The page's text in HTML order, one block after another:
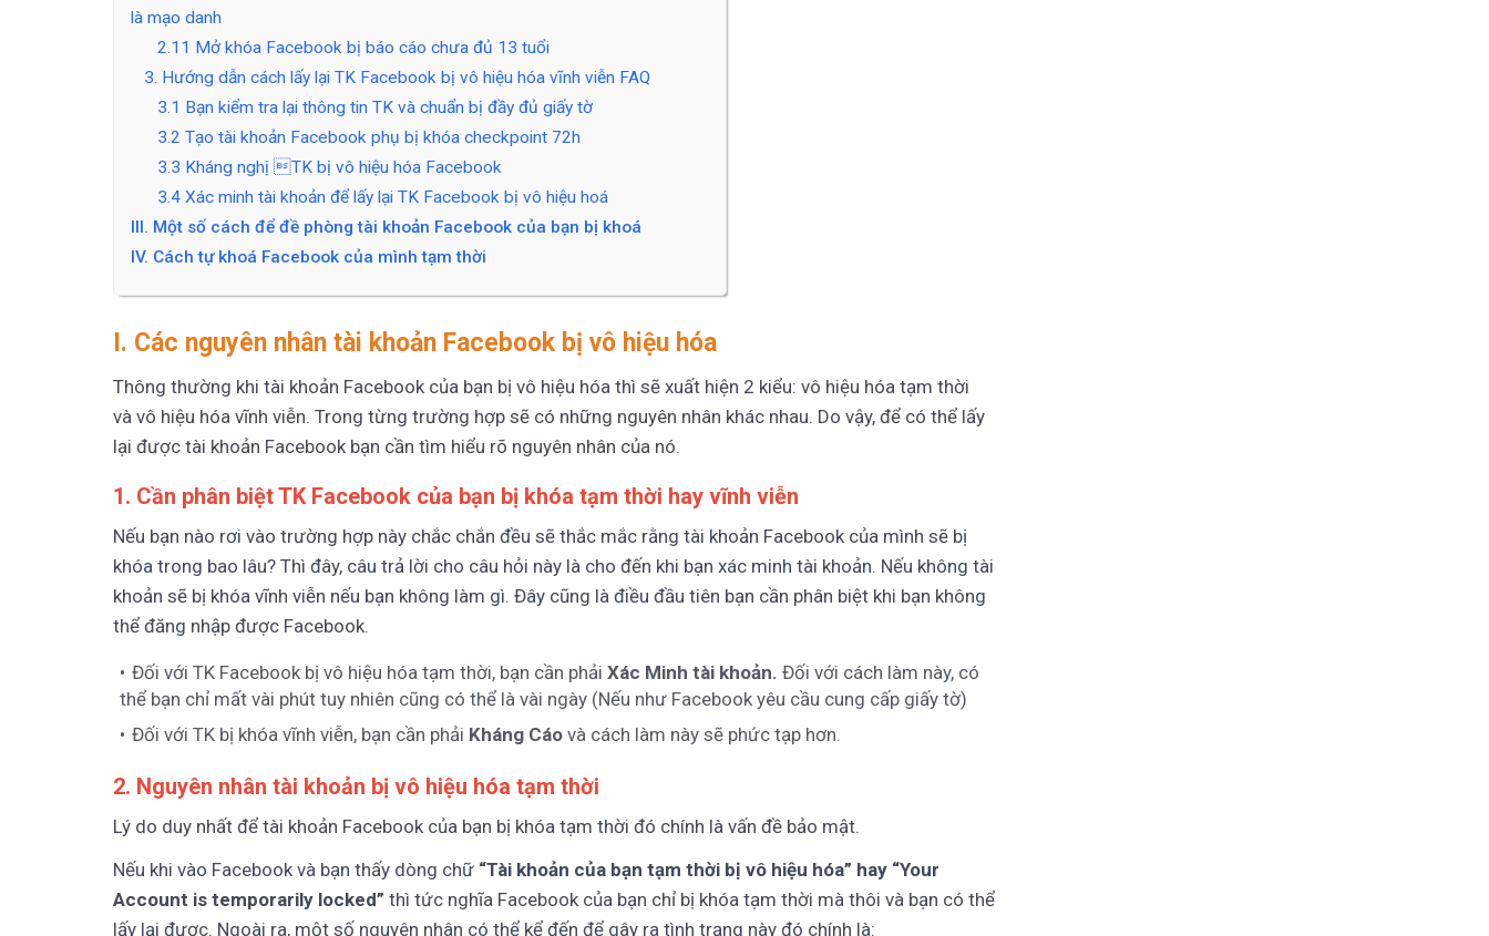
là mạo danh
2.11 Mở khóa Facebook bị báo cáo chưa đủ 13 tuổi
3. Hướng dẫn cách lấy lại TK Facebook bị vô hiệu hóa vĩnh viễn FAQ
3.1 Bạn kiểm tra lại thông tin TK và chuẩn bị đầy đủ giấy tờ
3.2 Tạo tài khoản Facebook phụ bị khóa checkpoint 72h
3.3 Kháng nghị TK bị vô hiệu hóa Facebook
3.4 Xác minh tài khoản để lấy lại TK Facebook bị vô hiệu hoá
III. Một số cách để đề phòng tài khoản Facebook của bạn bị khoá
IV. Cách tự khoá Facebook của mình tạm thời
I. Các nguyên nhân tài khoản Facebook bị vô hiệu hóa
Thông thường khi tài khoản Facebook của bạn bị vô hiệu hóa thì sẽ xuất hiện 2 kiểu: vô hiệu hóa tạm thời
và vô hiệu hóa vĩnh viễn. Trong từng trường hợp sẽ có những nguyên nhân khác nhau. Do vậy, để có thể lấy
lại được tài khoản Facebook bạn cần tìm hiểu rõ nguyên nhân của nó.
1. Cần phân biệt TK Facebook của bạn bị khóa tạm thời hay vĩnh viễn
Nếu bạn nào rơi vào trường hợp này chắc chắn đều sẽ thắc mắc rằng tài khoản Facebook của mình sẽ bị
khóa trong bao lâu? Thì đây, câu trả lời cho câu hỏi này là cho đến khi bạn xác minh tài khoản. Nếu không tài
khoản sẽ bị khóa vĩnh viễn nếu bạn không làm gì. Đây cũng là điều đầu tiên bạn cần phân biệt khi bạn không
thể đăng nhập được Facebook.
Đối với TK Facebook bị vô hiệu hóa tạm thời, bạn cần phải Xác Minh tài khoản. Đối với cách làm này, có
thể bạn chỉ mất vài phút tuy nhiên cũng có thể là vài ngày (Nếu như Facebook yêu cầu cung cấp giấy tờ)
Đối với TK bị khóa vĩnh viễn, bạn cần phải Kháng Cáo và cách làm này sẽ phức tạp hơn.
2. Nguyên nhân tài khoản bị vô hiệu hóa tạm thời
Lý do duy nhất để tài khoản Facebook của bạn bị khóa tạm thời đó chính là vấn đề bảo mật.
Nếu khi vào Facebook và bạn thấy dòng chữ “Tài khoản của bạn tạm thời bị vô hiệu hóa” hay “Your
Account is temporarily locked” thì tức nghĩa Facebook của bạn chỉ bị khóa tạm thời mà thôi và bạn có thể
lấy lại được. Ngoài ra, một số nguyên nhân có thể kể đến để gây ra tình trạng này đó chính là: